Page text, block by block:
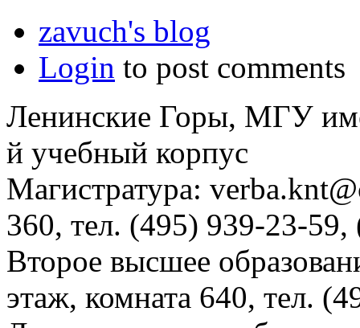
zavuch's blog
Login to post comments
Ленинские Горы, МГУ
й учебный корпус
Магистратура:
360, тел. (495) 939-23-
Второе высшее
этаж, комната 640, тел.